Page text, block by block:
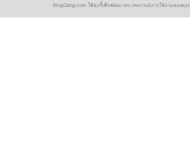
BlogGang.com ใช้คุกกี้เพื่อพัฒนาประสบการณ์การใช้งานของคุณ